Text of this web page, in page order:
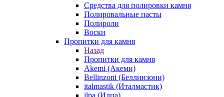
Средства для полировки камня
Полировальные пасты
Полироли
Воски
Пропитки для камня
Назад
Пропитки для камня
Akemi (Акеми)
Bellinzoni (Беллинзони)
italmastik (Италмастик)
ilpa (Илпа)